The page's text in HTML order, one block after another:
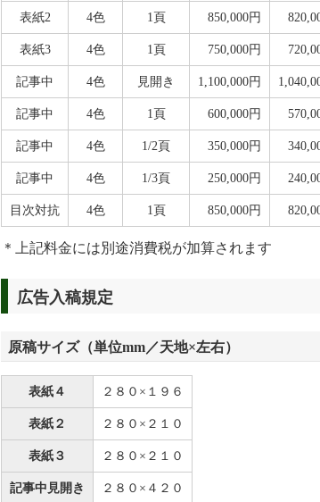
表紙2 4色 1頁 850,000円
表紙3 4色 1頁 750,000円
記事中 4色 見開き 1,100,000円
記事中 4色 1頁 600,000円
記事中 4色 1/2頁 350,000円
記事中 4色 1/3頁 250,000円
目次対抗 4色 1頁 850,000円
＊上記料金には別途消費税が加算されます
広告入稿規定
原稿サイズ（単位mm／天地×左右）
表紙４ ２８０×１９６
表紙２ ２８０×２１０
表紙３ ２８０×２１０
記事中見開き ２８０×４２０